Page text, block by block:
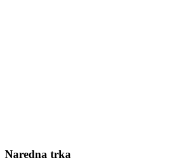
Naredna trka